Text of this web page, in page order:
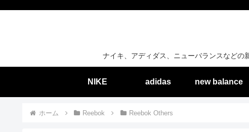
ナイキ、アディダス、ニューバランスなど
NIKE adidas new balance
ホーム Reebok Reebok Others